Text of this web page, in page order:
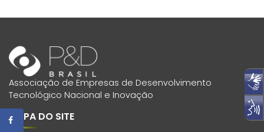
Associação de Empresas de Desenvolvimento
Tecnológico Nacional e Inovação
MAPA DO SITE